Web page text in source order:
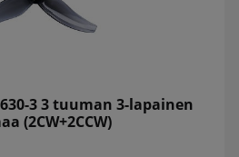
3 3 tuuman 3-lapainen
(2CW+2CCW)